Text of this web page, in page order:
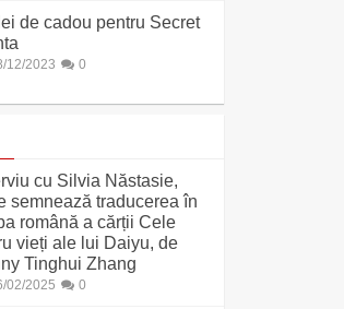
de cadou pentru Secret
12/2023 0
cu Silvia Năstasie,
semnează traducerea în
română a cărții Cele
vieți ale lui Daiyu, de
Tinghui Zhang
02/2025 0